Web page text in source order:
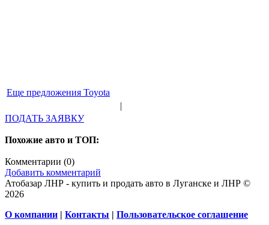
Еще предложения Toyota
|
ПОДАТЬ ЗАЯВКУ
Похожие авто и ТОП:
Комментарии (0)
Добавить комментарий
Атобазар ЛНР - купить и продать авто в Луганске и ЛНР ©
2026
О компании | Контакты | Пользовательское соглашение